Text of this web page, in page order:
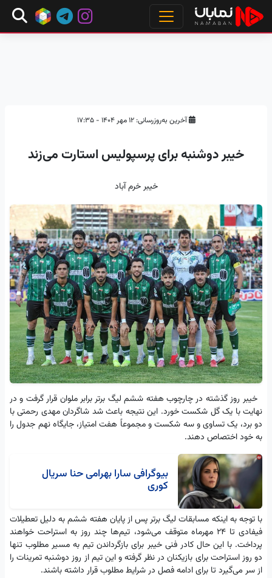
آخرین به‌روزرسانی: ۱۲ مهر ۱۴۰۴ - ۱۷:۳۵
خیبر دوشنبه برای پرسپولیس استارت می‌زند
خیبر خرم آباد
خیبر روز گذشته در چارچوب هفته ششم لیگ برتر برابر ملوان قرار گرفت و در
نهایت با یک گل شکست خورد. این نتیجه باعث شد شاگردان مهدی رحمتی با
دو برد، یک تساوی و سه شکست و مجموعاً هفت امتیاز، جایگاه نهم جدول را
به خود اختصاص دهند.
بیوگرافی سارا بهرامی حنا سریال
کوری
با توجه به اینکه مسابقات لیگ برتر پس از پایان هفته ششم به دلیل تعطیلات
فیفادی تا ۲۴ مهرماه متوقف می‌شود، تیم‌ها چند روز به استراحت خواهند
پرداخت. با این حال کادر فنی خیبر برای بازگرداندن تیم به مسیر مطلوب تنها
دو روز استراحت برای بازیکنان در نظر گرفته و این تیم از روز دوشنبه تمرینات را
از سر می‌گیرد تا برای ادامه فصل در شرایط مطلوب قرار داشته باشند.